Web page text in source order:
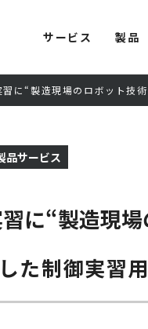
サービス 製品
習に“製造現場のロボット技
品サービス
に“製造現
た制御実習